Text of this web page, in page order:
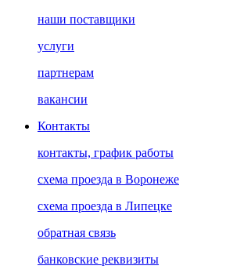
наши поставщики
услуги
партнерам
вакансии
Контакты
контакты, график работы
схема проезда в Воронеже
схема проезда в Липецке
обратная связь
банковские реквизиты